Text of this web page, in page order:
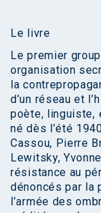
Le livre
Le premier
organisation
la
d’un réseau et
poète, linguiste,
né dès l’été
Cassou, Pierre
Lewitsky,
résistance au
dénoncés par la
l’armée des